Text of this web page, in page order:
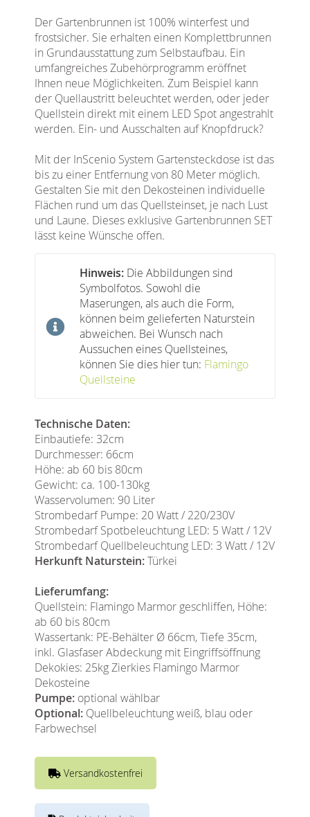
Der Gartenbrunnen ist 100% winterfest und
frostsicher. Sie erhalten einen Komplettbrunnen
in Grundausstattung zum Selbstaufbau. Ein
umfangreiches Zubehörprogramm eröffnet
Ihnen neue Möglichkeiten. Zum Beispiel kann
der Quellaustritt beleuchtet werden, oder jeder
Quellstein direkt mit einem LED Spot angestrahlt
werden. Ein- und Ausschalten auf Knopfdruck?
Mit der InScenio System Gartensteckdose ist das
bis zu einer Entfernung von 80 Meter möglich.
Gestalten Sie mit den Dekosteinen individuelle
Flächen rund um das Quellsteinset, je nach Lust
und Laune. Dieses exklusive Gartenbrunnen SET
lässt keine Wünsche offen.
Hinweis: Die Abbildungen sind
Symbolfotos. Sowohl die
Maserungen, als auch die Form,
können beim gelieferten Naturstein
abweichen. Bei Wunsch nach
Aussuchen eines Quellsteines,
können Sie dies hier tun: Flamingo
Quellsteine
Technische Daten:
Einbautiefe: 32cm
Durchmesser: 66cm
Höhe: ab 60 bis 80cm
Gewicht: ca. 100-130kg
Wasservolumen: 90 Liter
Strombedarf Pumpe: 20 Watt / 220/230V
Strombedarf Spotbeleuchtung LED: 5 Watt / 12V
Strombedarf Quellbeleuchtung LED: 3 Watt / 12V
Herkunft Naturstein:Türkei
Lieferumfang:
Quellstein: Flamingo Marmor geschliffen, Höhe:
ab 60 bis 80cm
Wassertank: PE-Behälter Ø 66cm, Tiefe 35cm,
inkl. Glasfaser Abdeckung mit Eingriffsöffnung
Dekokies: 25kg Zierkies Flamingo Marmor
Dekosteine
Pumpe: optional wählbar
Optional: Quellbeleuchtung weiß, blau oder
Farbwechsel
Versandkostenfrei